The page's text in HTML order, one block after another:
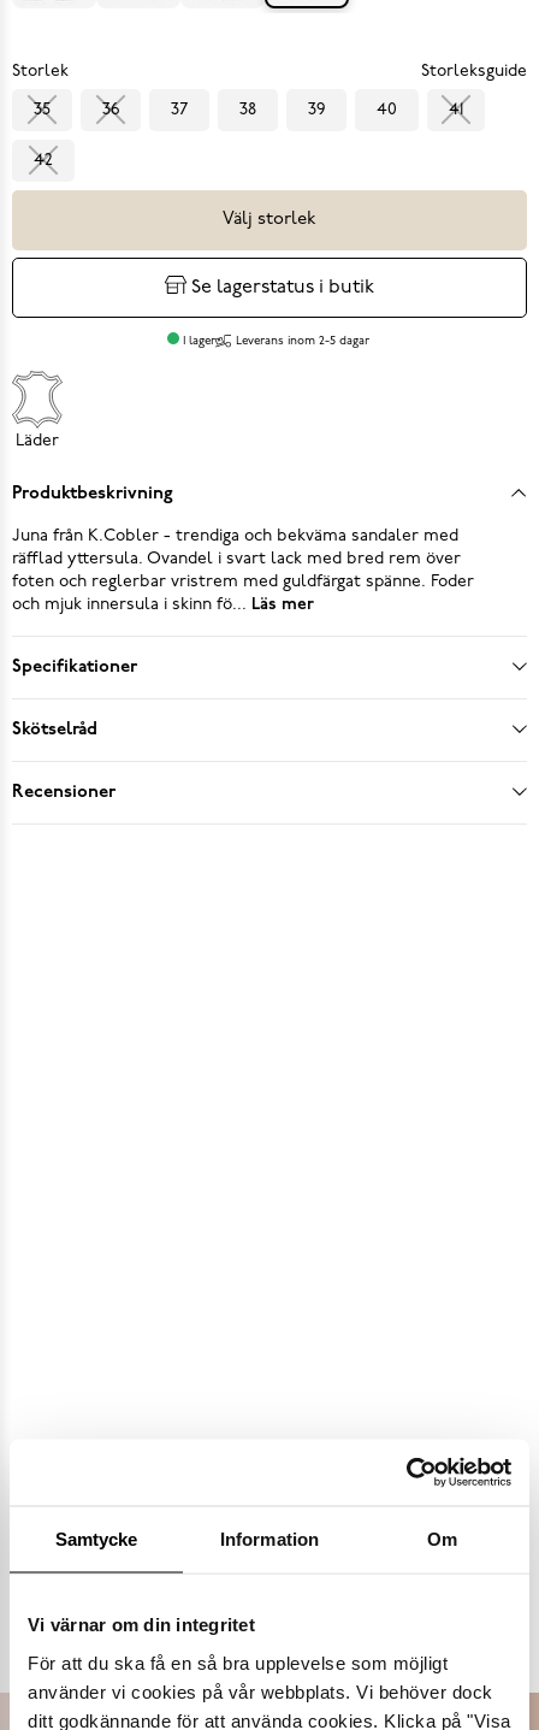
Samtycke Information Om
Vi värnar om din integritet
För att du ska få en så bra upplevelse som möjligt
använder vi cookies på vår webbplats. Vi behöver dock
ditt godkännande för att använda cookies. Klicka på "Visa
Storlek Storleksguide
35 36 37 38 39 40 41
42
Välj storlek
Se lagerstatus i butik
I lager Leverans inom 2-5 dagar
Läder
Produktbeskrivning
Juna från K.Cobler - trendiga och bekväma sandaler med
räfflad yttersula. Ovandel i svart lack med bred rem över
foten och reglerbar vristrem med guldfärgat spänne. Foder
och mjuk innersula i skinn fö... Läs mer
Specifikationer
Skötselråd
Recensioner
Populära varumärken